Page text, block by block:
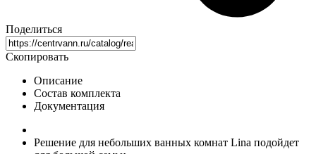
Поделиться
Скопировать
Описание
Состав комплекта
Документация
Решение для небольших ванных комнат Lina подойдет